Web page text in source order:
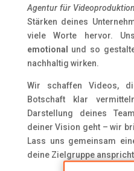
Agentur für
Stärken deines
viele Worte hervor.
emotional
und so
nachhaltig wirken.
Wir schaffen Videos,
Botschaft klar
Darstellung deines
deiner Vision geht – wir
Lass uns gemeinsam
deine Zielgruppe